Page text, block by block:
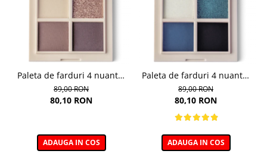
Paleta de farduri 4 nuante,
Daily Vibe, nuanta Coffee
Break 03 - 5,5g
89,00 RON
80,10 RON
ADAUGA IN COS
Paleta de farduri 4 nuante,
Daily Vibe, nuanta Denim
Mood 05 - 5,5g
89,00 RON
80,10 RON
ADAUGA IN COS